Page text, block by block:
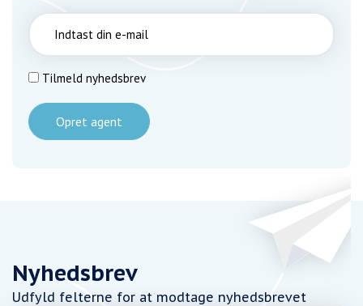
Tilmeld nyhedsbrev
Opret agent
Nyhedsbrev
Udfyld felterne for at modtage nyhedsbrevet